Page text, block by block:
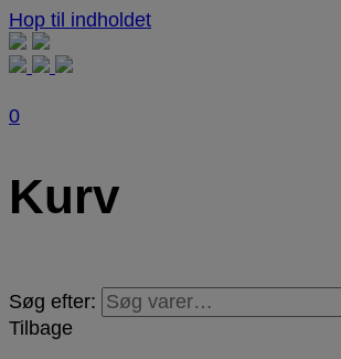
Hop til indholdet
0
Kurv
Søg efter:
Tilbage